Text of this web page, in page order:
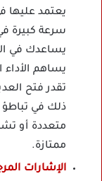
يعتمد عليها
سرعة كبيرة
يساعدك في
يساهم
تقدر فتح
ذلك في
متعددة أو
ممتازة.
الإشارات